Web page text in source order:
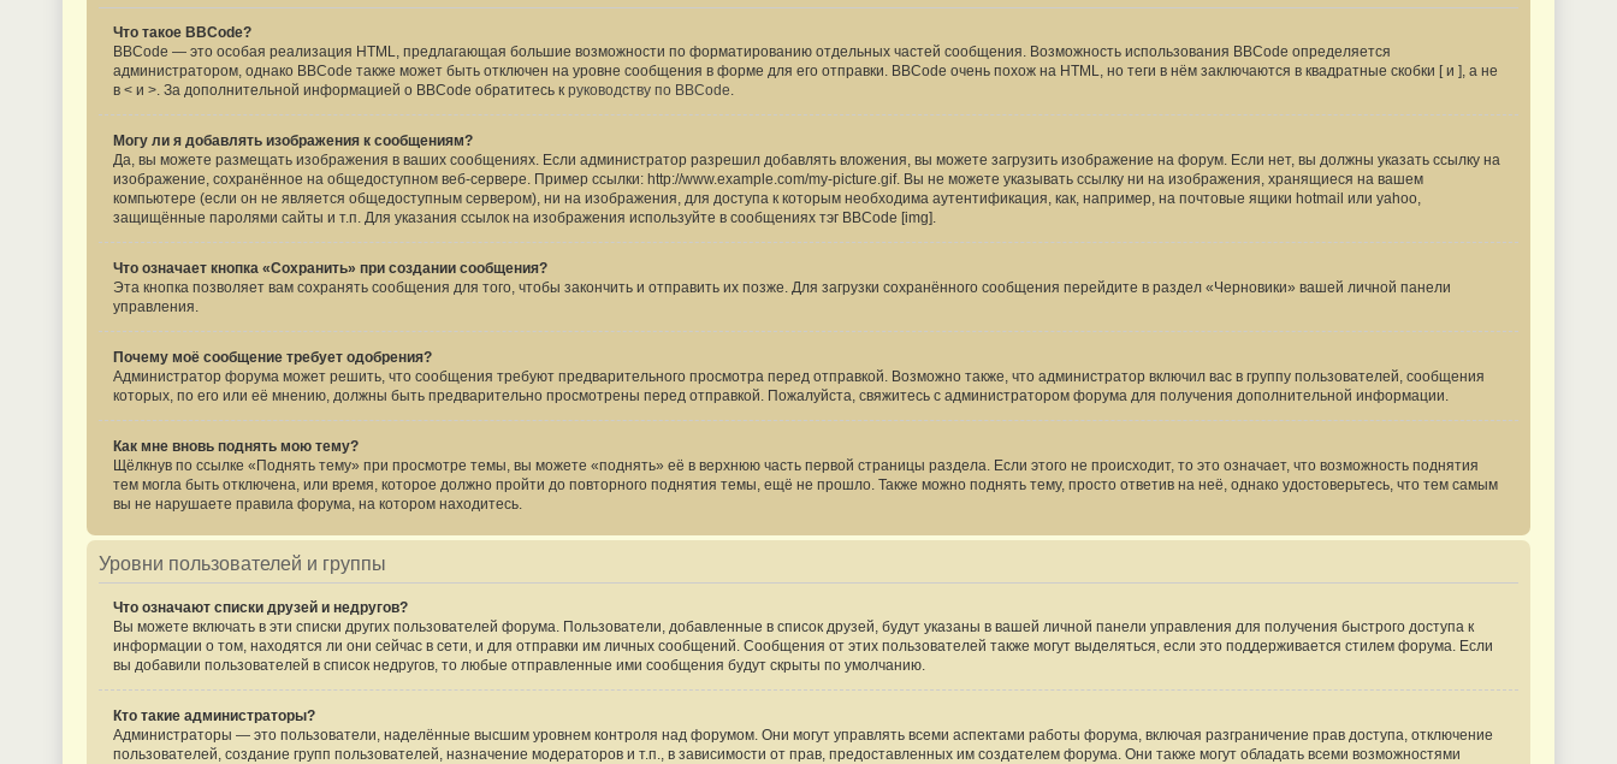
Что такое BBCode?
BBCode — это особая реализация HTML, предлагающая большие возможности по форматированию отдельных частей сообщения. Возможность использования BBCode определяется
администратором, однако BBCode также может быть отключен на уровне сообщения в форме для его отправки. BBCode очень похож на HTML, но теги в нём заключаются в квадратные скобки [ и ], а не
в < и >. За дополнительной информацией о BBCode обратитесь к руководству по BBCode.
Могу ли я добавлять изображения к сообщениям?
Да, вы можете размещать изображения в ваших сообщениях. Если администратор разрешил добавлять вложения, вы можете загрузить изображение на форум. Если нет, вы должны указать ссылку на
изображение, сохранённое на общедоступном веб-сервере. Пример ссылки: http://www.example.com/my-picture.gif. Вы не можете указывать ссылку ни на изображения, хранящиеся на вашем
компьютере (если он не является общедоступным сервером), ни на изображения, для доступа к которым необходима аутентификация, как, например, на почтовые ящики hotmail или yahoo,
защищённые паролями сайты и т.п. Для указания ссылок на изображения используйте в сообщениях тэг BBCode [img].
Что означает кнопка «Сохранить» при создании сообщения?
Эта кнопка позволяет вам сохранять сообщения для того, чтобы закончить и отправить их позже. Для загрузки сохранённого сообщения перейдите в раздел «Черновики» вашей личной панели
управления.
Почему моё сообщение требует одобрения?
Администратор форума может решить, что сообщения требуют предварительного просмотра перед отправкой. Возможно также, что администратор включил вас в группу пользователей, сообщения
которых, по его или её мнению, должны быть предварительно просмотрены перед отправкой. Пожалуйста, свяжитесь с администратором форума для получения дополнительной информации.
Как мне вновь поднять мою тему?
Щёлкнув по ссылке «Поднять тему» при просмотре темы, вы можете «поднять» её в верхнюю часть первой страницы раздела. Если этого не происходит, то это означает, что возможность поднятия
тем могла быть отключена, или время, которое должно пройти до повторного поднятия темы, ещё не прошло. Также можно поднять тему, просто ответив на неё, однако удостоверьтесь, что тем самым
вы не нарушаете правила форума, на котором находитесь.
Уровни пользователей и группы
Что означают списки друзей и недругов?
Вы можете включать в эти списки других пользователей форума. Пользователи, добавленные в список друзей, будут указаны в вашей личной панели управления для получения быстрого доступа к
информации о том, находятся ли они сейчас в сети, и для отправки им личных сообщений. Сообщения от этих пользователей также могут выделяться, если это поддерживается стилем форума. Если
вы добавили пользователей в список недругов, то любые отправленные ими сообщения будут скрыты по умолчанию.
Кто такие администраторы?
Администраторы — это пользователи, наделённые высшим уровнем контроля над форумом. Они могут управлять всеми аспектами работы форума, включая разграничение прав доступа, отключение
пользователей, создание групп пользователей, назначение модераторов и т.п., в зависимости от прав, предоставленных им создателем форума. Они также могут обладать всеми возможностями